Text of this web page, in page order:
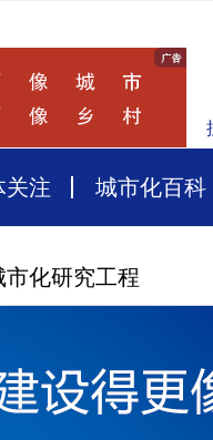
关注 城市化百科
市化研究工程